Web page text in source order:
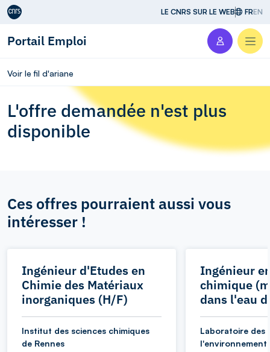
Aller au contenu LE CNRS SUR LE WEB FREN
Portail Emploi
Voir le fil d'ariane
L'offre demandée n'est plus
disponible
Ces offres pourraient aussi vous
intéresser !
Ingénieur d'Etudes en
Chimie des Matériaux
inorganiques (H/F)
Institut des sciences chimiques
de Rennes
Ingénieur
chimique
dans l'eau
Laboratoire des
l'environnement